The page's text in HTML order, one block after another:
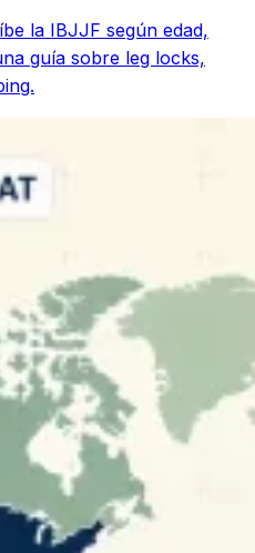
la IBJJF según edad,
guía sobre leg locks,